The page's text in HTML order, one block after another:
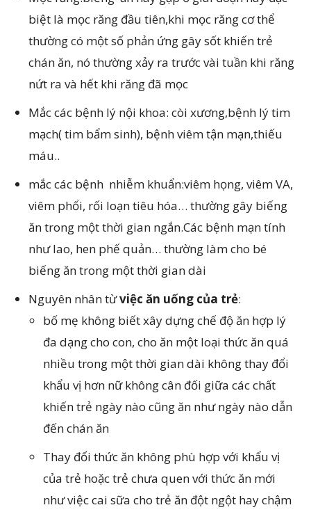
biệt là mọc răng đầu tiên,khi mọc răng cơ thể
thường có một số phản ứng gây sốt khiến trẻ
chán ăn, nó thường xảy ra trước vài tuần khi răng
nứt ra và hết khi răng đã mọc
Mắc các bệnh lý nội khoa: còi xương,bệnh lý tim
mạch( tim bẩm sinh), bệnh viêm tận mạn,thiếu
máu..
mắc các bệnh nhiễm khuẩn:viêm họng, viêm VA,
viêm phổi, rối loạn tiêu hóa… thường gây biếng
ăn trong một thời gian ngắn.Các bệnh mạn tính
như lao, hen phế quản… thường làm cho bé
biếng ăn trong một thời gian dài
Nguyên nhân từviệc ăn uống của trẻ:
bố mẹ không biết xây dựng chế độ ăn hợp lý
đa dạng cho con, cho ăn một loại thức ăn quá
nhiều trong một thời gian dài không thay đổi
khẩu vị hơn nữ không cân đối giữa các chất
khiến trẻ ngày nào cũng ăn như ngày nào dẫn
đến chán ăn
Thay đổi thức ăn không phù hợp với khẩu vị
của trẻ hoặc trẻ chưa quen với thức ăn mới
như việc cai sữa cho trẻ ăn đột ngột hay chậm